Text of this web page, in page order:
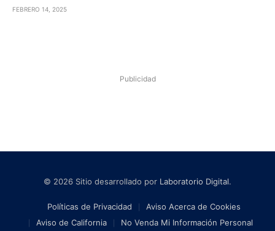
FEBRERO 14, 2025
Publicidad
© 2026 Sitio desarrollado por Laboratorio Digital.
Políticas de Privacidad
Aviso Acerca de Cookies
Aviso de California
No Venda Mi Información Personal